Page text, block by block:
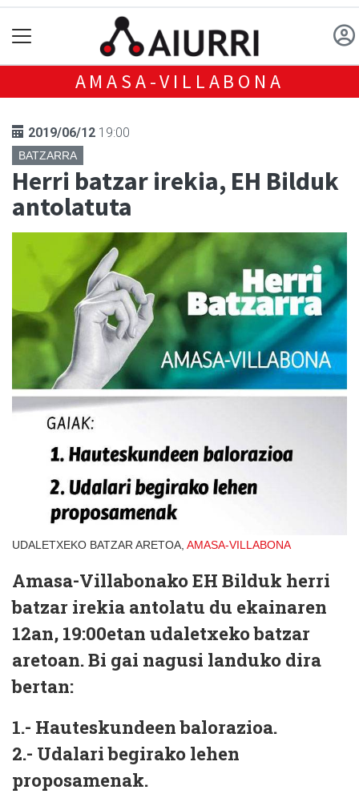
AMASA-VILLABONA
2019/06/12 19:00
BATZARRA
Herri batzar irekia, EH Bilduk
antolatuta
UDALETXEKO BATZAR ARETOA, AMASA-VILLABONA
Amasa-Villabonako EH Bilduk herri
batzar irekia antolatu du ekainaren
12an, 19:00etan udaletxeko batzar
aretoan. Bi gai nagusi landuko dira
bertan:
1.- Hauteskundeen balorazioa.
2.- Udalari begirako lehen
proposamenak.